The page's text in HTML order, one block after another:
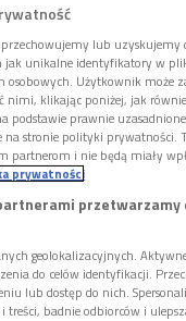
umiejętności,
umiejętność pracy z
niemal
Jak to możliwe, że tak
zrozumieniem tego, co
uczyć czytania ze
to różnie. Aby
nawyk sięgania po
które
W kanonie lektur
lub uzyskujemy
unikalne identyfikatory w
osobowych. Użytkownik może
nimi, klikając poniżej, jak
podstawie prawnie
stronie polityki prywatności.
partnerom i nie będą miały
prywatności
przetwarzamy
geolokalizacyjnych.
do celów identyfikacji.
lub dostęp do nich.
badnie odbiorców i